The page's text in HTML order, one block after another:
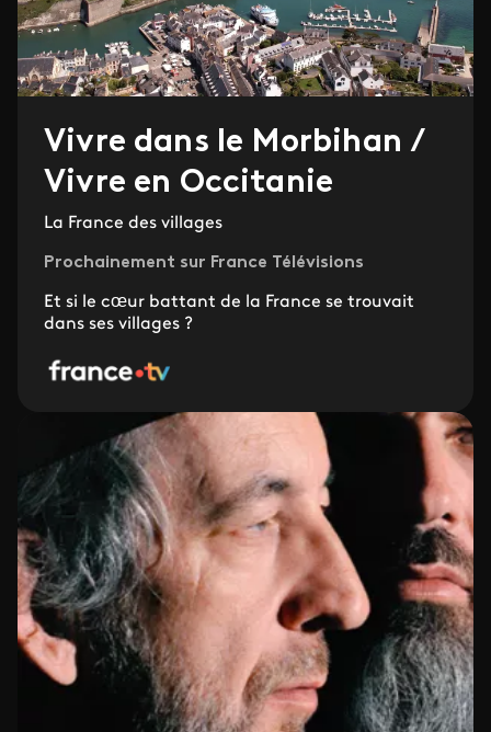
Vivre dans le Morbihan /
Vivre en Occitanie
La France des villages
Prochainement sur France Télévisions
Et si le cœur battant de la France se trouvait
dans ses villages ?